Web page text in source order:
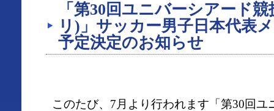
「第30回ユニバーシアード
リ)」サッカー男子日本代表
予定決定のお知らせ
このたび、7月より行われます「第30回ユ